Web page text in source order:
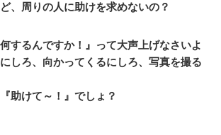
、周りの人に助けを求めないの？
するんですか！』って大声上げなさいよ
しろ、向かってくるにしろ、写真を撮る
助けて～！』でしょ？